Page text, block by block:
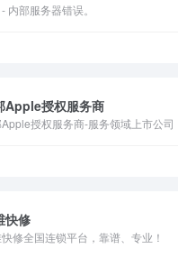
内部服务器错误。
Apple授权服务商
授权服务商-服务领域上市公司
快修
修全国连锁平台，靠谱、专业！